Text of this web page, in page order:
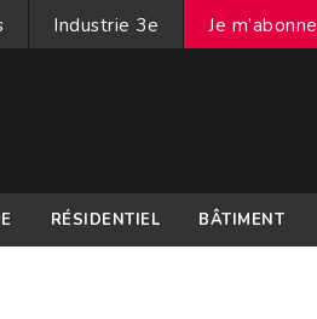
Industrie 3e Je m’abonne
RÉSIDENTIEL BÂTIMENT